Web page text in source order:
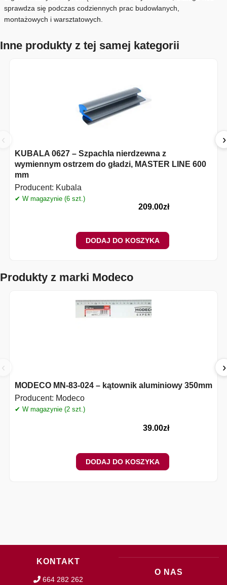
sprawdza się podczas codziennych prac budowlanych,
montażowych i warsztatowych.
Inne produkty z tej samej kategorii
‹
KUBALA 0627 – Szpachla nierdzewna z
wymiennym ostrzem do gładzi, MASTER LINE 600
mm
Producent: Kubala
✔ W magazynie (6 szt.)
209.00zł
DODAJ DO KOSZYKA
›
Produkty z marki Modeco
‹
MODECO MN-83-024 – kątownik aluminiowy 350mm
Producent: Modeco
✔ W magazynie (2 szt.)
39.00zł
DODAJ DO KOSZYKA
›
KONTAKT
664 282 262
O NAS